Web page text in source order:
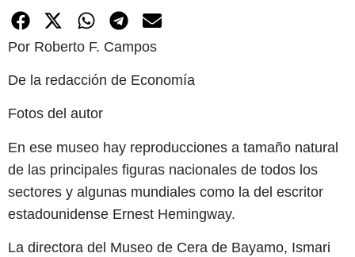
Por Roberto F. Campos
De la redacción de Economía
Fotos del autor
En ese museo hay reproducciones a tamaño natural
de las principales figuras nacionales de todos los
sectores y algunas mundiales como la del escritor
estadounidense Ernest Hemingway.
La directora del Museo de Cera de Bayamo, Ismari